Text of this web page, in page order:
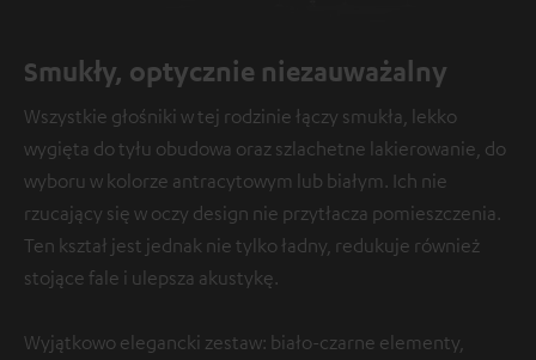
Smukły, optycznie niezauważalny
Wszystkie głośniki w tej rodzinie łączy smukła, lekko
wygięta do tyłu obudowa oraz szlachetne lakierowanie, do
wyboru w kolorze antracytowym lub białym. Ich nie
rzucający się w oczy design nie przytłacza pomieszczenia.
Ten kształ jest jednak nie tylko ładny, redukuje również
stojące fale i ulepsza akustykę.
Wyjątkowo elegancki zestaw: biało-czarne elementy,